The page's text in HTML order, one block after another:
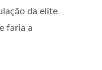
da elite
faria a